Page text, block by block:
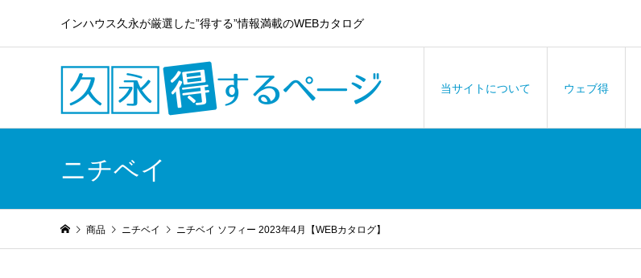
インハウス久永が厳選した”得する”情報満載のWEBカタログ
当サイトについて ウェブ得
ニチベイ
商品 ニチベイ ニチベイ ソフィー 2023年4月【WEBカタログ】